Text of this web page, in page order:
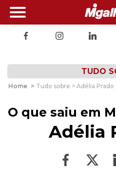
TUDO
Home > Tudo sobre > Adélia Prado
O que saiu em
Adélia